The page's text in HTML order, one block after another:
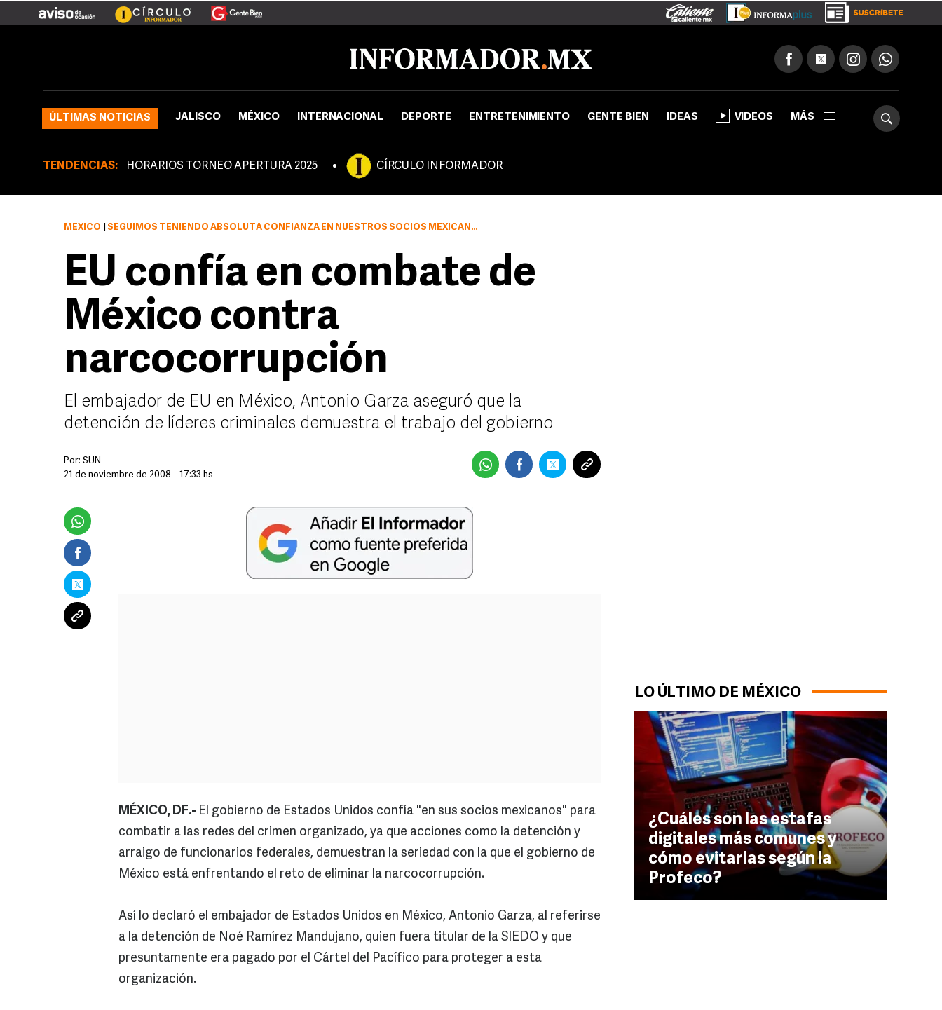
ÚLTIMAS NOTICIAS JALISCO MÉXICO INTERNACIONAL DEPORTE ENTRETENIMIENTO GENTE BIEN IDEAS VIDEOS MÁS
TENDENCIAS: HORARIOS TORNEO APERTURA 2025 CÍRCULO INFORMADOR
LO ÚLTIMO DE MÉXICO
¿Cuáles son las estafas
digitales más comunes y
cómo evitarlas según la
Profeco?
MÉXICO SEGUIMOS TENIENDO ABSOLUTA CONFIANZA EN NUESTROS SOCIOS MEXICANOS” ASEGURÓ GARZA
EU confía en combate de
México contra
narcocorrupción
El embajador de EU en México, Antonio Garza aseguró que la
detención de líderes criminales demuestra el trabajo del gobierno
Por: SUN
21 de noviembre de 2008 - 17:33 hs
MÉXICO, DF.- El gobierno de Estados Unidos confía "en sus socios mexicanos" para
combatir a las redes del crimen organizado, ya que acciones como la detención y
arraigo de funcionarios federales, demuestran la seriedad con la que el gobierno de
México está enfrentando el reto de eliminar la narcocorrupción.
Así lo declaró el embajador de Estados Unidos en México, Antonio Garza, al referirse
a la detención de Noé Ramírez Mandujano, quien fuera titular de la SIEDO y que
presuntamente era pagado por el Cártel del Pacífico para proteger a esta
organización.